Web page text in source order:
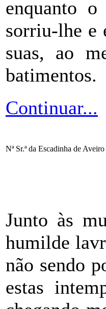
enquanto
sorriu-lhe e
suas, ao
batimentos.
Continuar...
Nª Sr.ª da Escadinha de Aveiro
Junto às
humilde
não sendo
estas